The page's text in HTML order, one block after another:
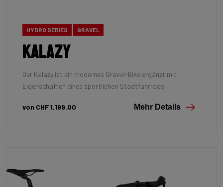
HYDRO SERIES GRAVEL
Kalazy
Der Kalazy ist ein modernes Gravel-Bike ergänzt mit
Eigenschaften eines sportlichen Stadtfahrrads.
von CHF 1,199.00 Mehr Details